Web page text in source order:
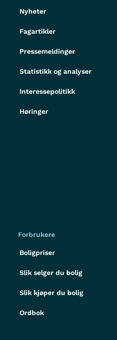
Nyheter
Fagartikler
Pressemeldinger
Statistikk og analyser
Interessepolitikk
Høringer
Forbrukere
Boligpriser
Slik selger du bolig
Slik kjøper du bolig
Ordbok